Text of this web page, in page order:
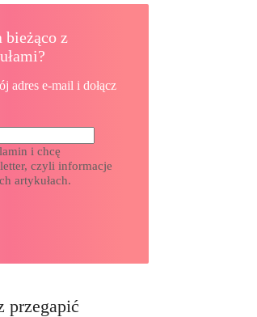
bieżąco z
adres e-mail i dołącz
i chcę
czyli informacje
artykułach.
przegapić